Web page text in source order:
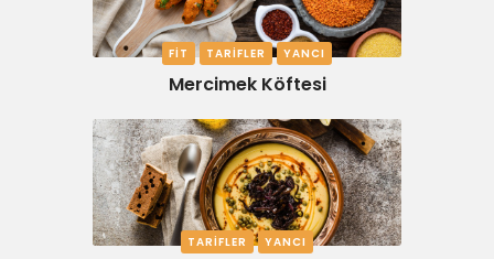
FIT TARIFLER YANCI
Mercimek Köftesi
TARIFLER YANCI